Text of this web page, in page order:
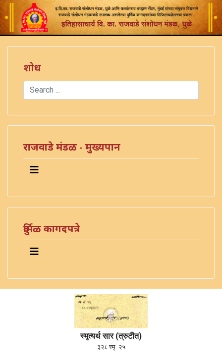
शोध
Search
राजवाडे मंडळ - मुख्यपान
दुर्मिळ कागदपत्रे
स्मृत्यर्थ सार (त्रुटीत)
३२८ स्मृ. २५